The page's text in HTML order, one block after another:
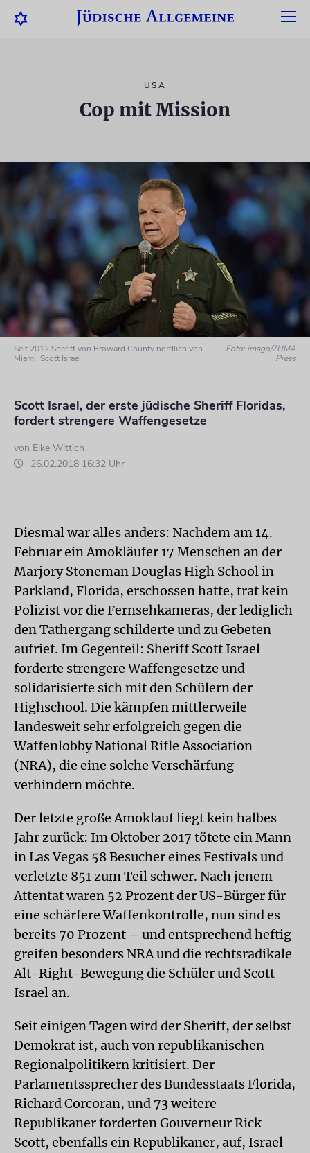
USA
Cop mit Mission
Seit 2012 Sheriff von Broward County nördlich von
Miami: Scott Israel
Foto: imago/ZUMA
Press
Scott Israel, der erste jüdische Sheriff Floridas,
fordert strengere Waffengesetze
von Elke Wittich
26.02.2018 16:32 Uhr
Diesmal war alles anders: Nachdem am 14.
Februar ein Amokläufer 17 Menschen an der
Marjory Stoneman Douglas High School in
Parkland, Florida, erschossen hatte, trat kein
Polizist vor die Fernsehkameras, der lediglich
den Tathergang schilderte und zu Gebeten
aufrief. Im Gegenteil: Sheriff Scott Israel
forderte strengere Waffengesetze und
solidarisierte sich mit den Schülern der
Highschool. Die kämpfen mittlerweile
landesweit sehr erfolgreich gegen die
Waffenlobby National Rifle Association
(NRA), die eine solche Verschärfung
verhindern möchte.
Der letzte große Amoklauf liegt kein halbes
Jahr zurück: Im Oktober 2017 tötete ein Mann
in Las Vegas 58 Besucher eines Festivals und
verletzte 851 zum Teil schwer. Nach jenem
Attentat waren 52 Prozent der US-Bürger für
eine schärfere Waffenkontrolle, nun sind es
bereits 70 Prozent – und entsprechend heftig
greifen besonders NRA und die rechtsradikale
Alt-Right-Bewegung die Schüler und Scott
Israel an.
Seit einigen Tagen wird der Sheriff, der selbst
Demokrat ist, auch von republikanischen
Regionalpolitikern kritisiert. Der
Parlamentssprecher des Bundesstaats Florida,
Richard Corcoran, und 73 weitere
Republikaner forderten Gouverneur Rick
Scott, ebenfalls ein Republikaner, auf, Israel